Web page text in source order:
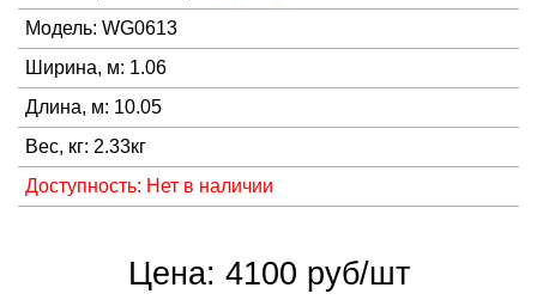
Модель: WG0613
Ширина, м: 1.06
Длина, м: 10.05
Вес, кг: 2.33кг
Доступность: Нет в наличии
Цена: 4100 руб/шт